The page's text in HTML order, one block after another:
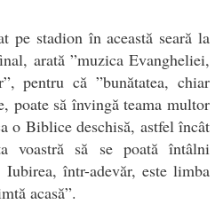
pe stadion în această seară la
arată ”muzica Evangheliei,
pentru că ”bunătatea, chiar
poate să învingă teama multor
o Biblice deschisă, astfel încât
voastră să se poată întâlni
într-adevăr, este limba
acasă”.